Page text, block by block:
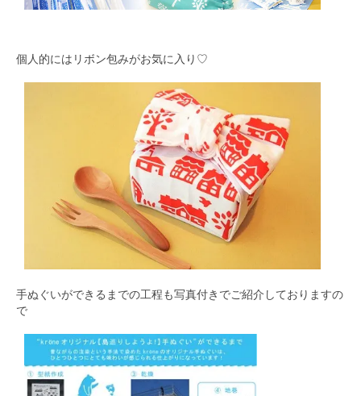
個人的にはリボン包みがお気に入り♡
手ぬぐいができるまでの工程も写真付きでご紹介しておりますの
で